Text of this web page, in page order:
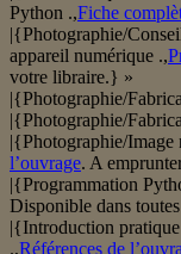
Python .,Fiche
|{Photographie/
appareil numérique .,
votre libraire.} »
|{Photographie/
|{Photographie/
|{Photographie/Image
l’ouvrage. A
|{Programmation
Disponible dans
|{Introduction
.,Références de